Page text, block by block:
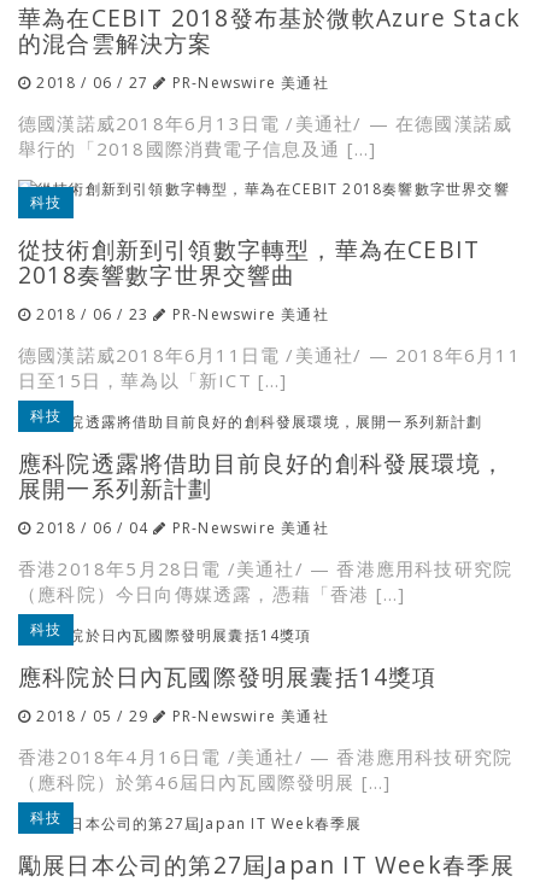
華為在CEBIT 2018發布基於微軟Azure Stack
的混合雲解決方案
2018 / 06 / 27 PR-Newswire 美通社
德國漢諾威2018年6月13日電 /美通社/ — 在德國漢諾威
舉行的「2018國際消費電子信息及通 […]
科技
從技術創新到引領數字轉型，華為在CEBIT
2018奏響數字世界交響曲
2018 / 06 / 23 PR-Newswire 美通社
德國漢諾威2018年6月11日電 /美通社/ — 2018年6月11
日至15日，華為以「新ICT […]
科技
應科院透露將借助目前良好的創科發展環境，
展開一系列新計劃
2018 / 06 / 04 PR-Newswire 美通社
香港2018年5月28日電 /美通社/ — 香港應用科技研究院
（應科院）今日向傳媒透露，憑藉「香港 […]
科技
應科院於日內瓦國際發明展囊括14獎項
2018 / 05 / 29 PR-Newswire 美通社
香港2018年4月16日電 /美通社/ — 香港應用科技研究院
（應科院）於第46屆日內瓦國際發明展 […]
科技
勵展日本公司的第27屆Japan IT Week春季展